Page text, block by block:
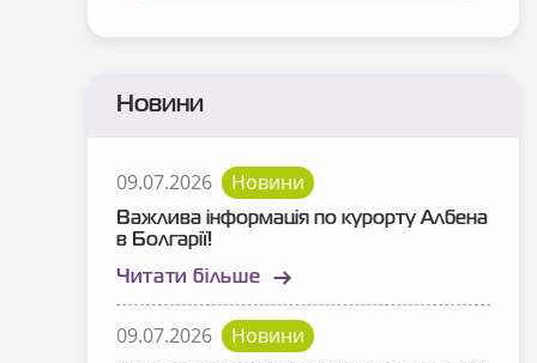
Новини
09.07.2026 Новини
Важлива інформація по курорту Албена
в Болгарії!
Читати більше
09.07.2026 Новини